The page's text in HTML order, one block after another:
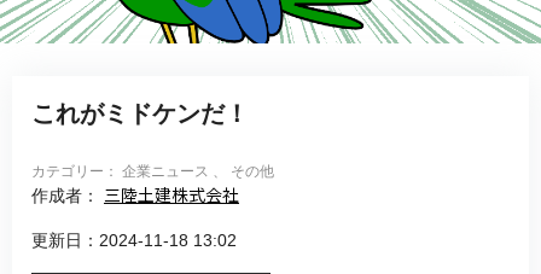
これがミドケンだ！
カテゴリー： 企業ニュース 、 その他
作成者： 三陸土建株式会社
更新日：2024-11-18 13:02